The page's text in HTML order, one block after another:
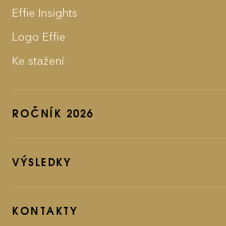
Effie Insights
Logo Effie
Ke stažení
ROČNÍK 2026
Pravidla soutěže
Poplatky
VÝSLEDKY
Ročník 2024
KONTAKTY